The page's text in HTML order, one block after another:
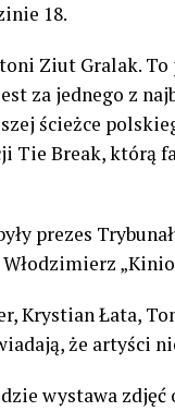
18.
Ziut Gralak.
za jednego z
ścieżce
Tie Break, którą
prezes
Krystian Łata,
że artyści
wystawa